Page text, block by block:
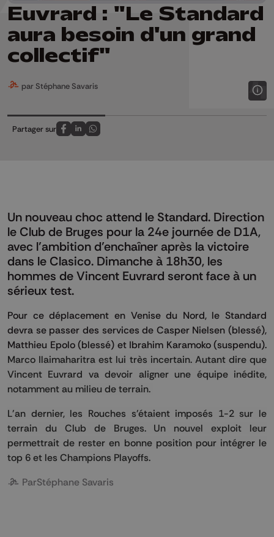
Euvrard : "Le Standard
aura besoin d'un grand
collectif"
par Stéphane Savaris
Partager sur
Partagez sur FaceBook
Partagez sur LinkedIn
Partagez sur Whatsapp
Un nouveau choc attend le Standard. Direction
le Club de Bruges pour la 24e journée de D1A,
avec l’ambition d’enchaîner après la victoire
dans le Clasico. Dimanche à 18h30, les
hommes de Vincent Euvrard seront face à un
sérieux test.
Pour ce déplacement en Venise du Nord, le Standard
devra se passer des services de Casper Nielsen (blessé),
Matthieu Epolo (blessé) et Ibrahim Karamoko (suspendu).
Marco Ilaimaharitra est lui très incertain. Autant dire que
Vincent Euvrard va devoir aligner une équipe inédite,
notamment au milieu de terrain.
L'an dernier, les Rouches s'étaient imposés 1-2 sur le
terrain du Club de Bruges. Un nouvel exploit leur
permettrait de rester en bonne position pour intégrer le
top 6 et les Champions Playoffs.
ParStéphane Savaris